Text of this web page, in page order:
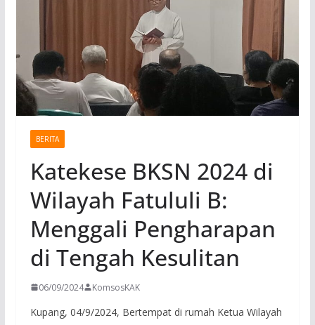
BERITA
Katekese BKSN 2024 di
Wilayah Fatululi B:
Menggali Pengharapan
di Tengah Kesulitan
06/09/2024 KomsosKAK
Kupang, 04/9/2024, Bertempat di rumah Ketua Wilayah